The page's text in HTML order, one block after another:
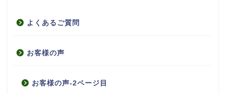
よくあるご質問
お客様の声
お客様の声-2ページ目